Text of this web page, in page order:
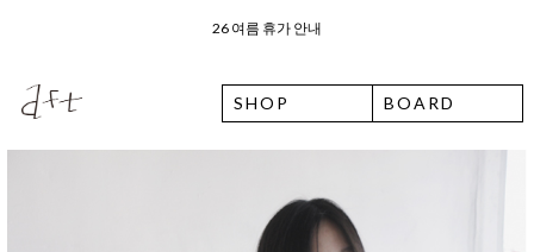
오늘 출발 ⛟ 이용 안내
SHOP BOARD